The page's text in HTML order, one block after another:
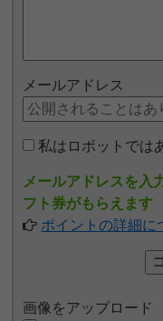
メールアドレス
私はロボットでは
メールアドレスを入
フト券がもらえます
ポイントの詳細に
画像をアップロード